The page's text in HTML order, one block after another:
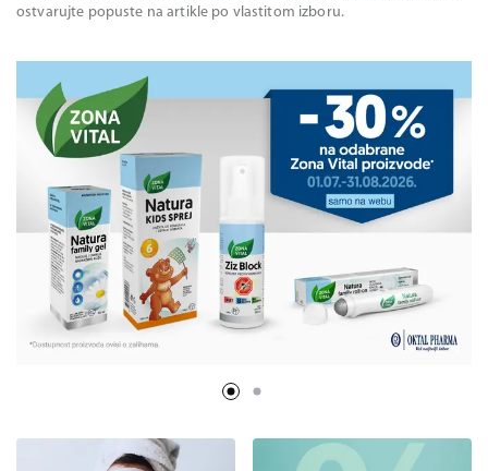
ostvarujte popuste na artikle po vlastitom izboru.